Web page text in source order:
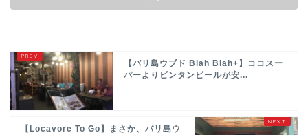
【バリ島ウブド Biah Biah+】ココスー
パーよりビンタンビールが安...
【Locavore To Go】まさか、バリ島ウ